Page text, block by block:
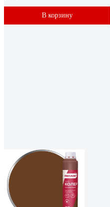
В корзину